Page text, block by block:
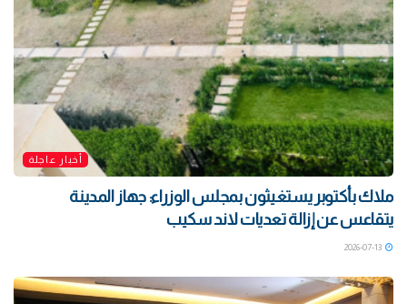
أخبار عاجلة
ملاك بأكتوبر يستغيثون بمجلس الوزراء: جهاز المدينة
يتقاعس عن إزالة تعديات لاند سكيب